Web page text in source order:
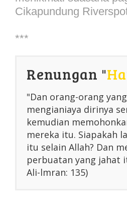
Cikapundung
***
Renungan "
"Dan orang-orang
mengianiaya dirinya
kemudian
mereka itu. Siapakah
itu selain Allah? Dan
perbuatan yang jahat
Ali-lmran: 135)